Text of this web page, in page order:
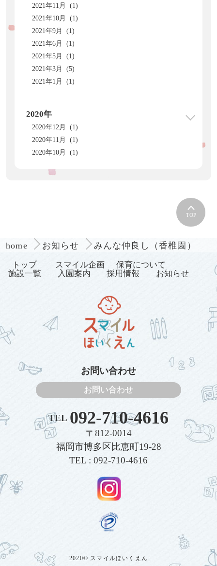
2021年11月 (1)
2021年10月 (1)
2021年9月 (1)
2021年6月 (1)
2021年5月 (1)
2021年3月 (5)
2021年1月 (1)
2020年
2020年12月 (1)
2020年11月 (1)
2020年10月 (1)
TOP
home お知らせ みんな仲良し（香椎園）
トップ スマイル企画
保育について
施設一覧
入園案内 採用情報 お知らせ
お問い合わせ
お問い合わせ
TEL 092-710-4616
〒812-0014
福岡市博多区比恵町19-28
TEL : 092-710-4616
2020© スマイルほいくえん